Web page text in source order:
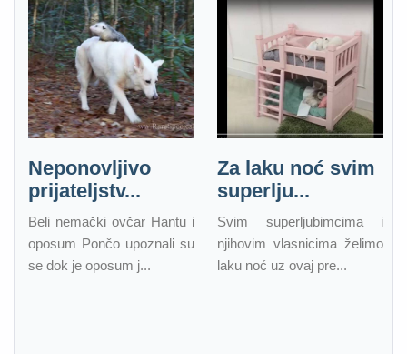
Neponovljivo
prijateljstv...
Beli nemački ovčar Hantu i
oposum Pončo upoznali su
se dok je oposum j...
Za laku noć svim
superlju...
Svim superljubimcima i
njihovim vlasnicima želimo
laku noć uz ovaj pre...